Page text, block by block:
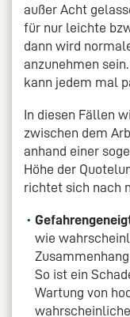
außer Acht
für nur leichte
dann wird
anzunehmen
kann jedem mal
In diesen Fällen
zwischen dem
anhand einer
Höhe der
richtet sich nach
wie
So ist ein
Wartung von